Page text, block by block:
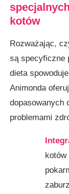
kotów
Rozważając,
są specyficzne
dieta
Animonda
dopasowanych
problemami
kotów